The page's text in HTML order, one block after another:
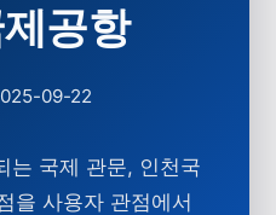
공항
09-22
는 국제 관문, 인천국
을 사용자 관점에서